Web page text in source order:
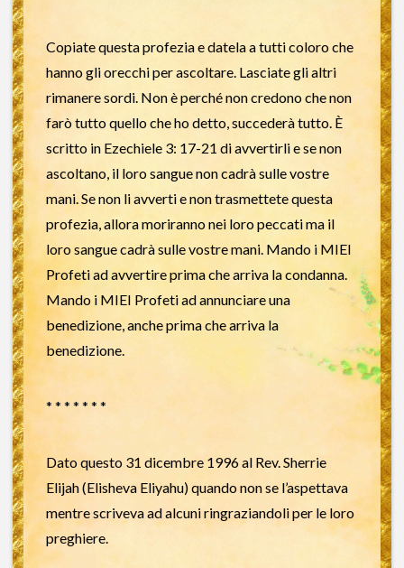
Copiate questa profezia e datela a tutti coloro che
hanno gli orecchi per ascoltare. Lasciate gli altri
rimanere sordi. Non è perché non credono che non
farò tutto quello che ho detto, succederà tutto. È
scritto in Ezechiele 3: 17-21 di avvertirli e se non
ascoltano, il loro sangue non cadrà sulle vostre
mani. Se non li avverti e non trasmettete questa
profezia, allora moriranno nei loro peccati ma il
loro sangue cadrà sulle vostre mani. Mando i MIEI
Profeti ad avvertire prima che arriva la condanna.
Mando i MIEI Profeti ad annunciare una
benedizione, anche prima che arriva la
benedizione.
* * * * * * *
Dato questo 31 dicembre 1996 al Rev. Sherrie
Elijah (Elisheva Eliyahu) quando non se l’aspettava
mentre scriveva ad alcuni ringraziandoli per le loro
preghiere.